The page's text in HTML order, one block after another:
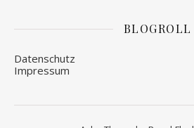
BLOGROLL
Datenschutz
Impressum